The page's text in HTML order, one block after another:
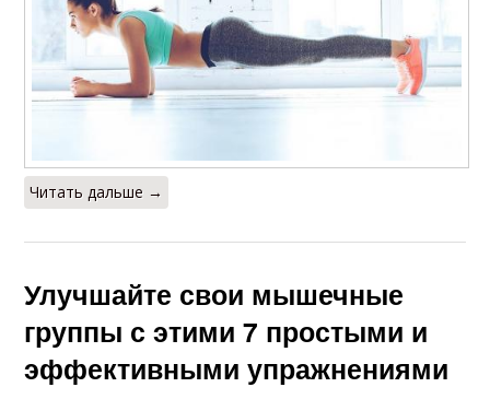
Читать дальше →
Улучшайте свои мышечные
группы с этими 7 простыми и
эффективными упражнениями